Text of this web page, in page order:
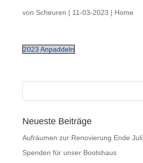
von Scheuren | 11-03-2023 | Home
2023 Anpaddeln
Neueste Beiträge
Aufräumen zur Renovierung Ende Juli
Spenden für unser Bootshaus